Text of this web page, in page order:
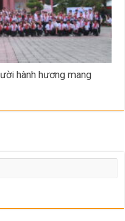
hành hương mang